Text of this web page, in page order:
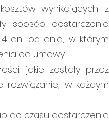
wynikających z
sposób dostarczenia
dni od dnia, w którym
od umowy.
jakie zostały przez
w każdym
do czasu dostarczenia